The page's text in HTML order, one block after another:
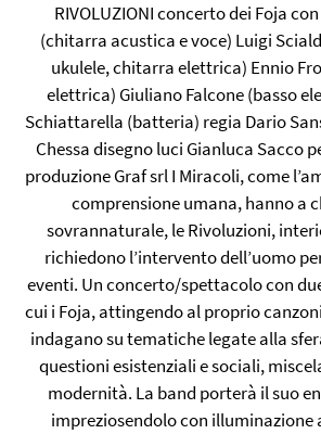
RIVOLUZIONI concerto dei Foja
(chitarra acustica e voce) Luigi
ukulele, chitarra elettrica) Ennio
elettrica) Giuliano Falcone (basso
Schiattarella (batteria) regia Dario
Chessa disegno luci Gianluca Sacco
produzione Graf srl I Miracoli, come
comprensione umana, hanno a
sovrannaturale, le Rivoluzioni,
richiedono l’intervento dell’uomo
eventi. Un concerto/spettacolo con
cui i Foja, attingendo al proprio
indagano su tematiche legate alla
questioni esistenziali e sociali,
modernità. La band porterà il suo
impreziosendolo con